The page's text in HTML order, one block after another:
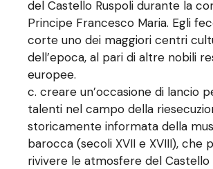
del Castello Ruspoli durante la
Principe Francesco Maria. Egli
corte uno dei maggiori centri
dell’epoca, al pari di altre nobili
europee.
creare un’occasione di lancio
talenti nel campo della
storicamente informata della
barocca (secoli XVII e XVIII), che
rivivere le atmosfere del Castello